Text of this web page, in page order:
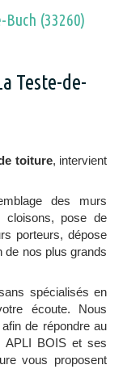
(33260)
Teste-de-
toiture, intervient
des murs
cloisons, pose de
porteurs, dépose
de nos plus grands
spécialisés en
écoute. Nous
de répondre au
APLI BOIS et ses
vous proposent